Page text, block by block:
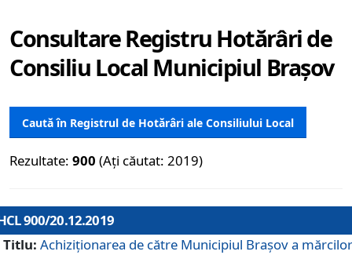
Consultare Registru Hotărâri de
Consiliu Local Municipiul Brașov
Caută în Registrul de Hotărâri ale Consiliului Local
Rezultate: 900 (Ați căutat: 2019)
900/20.12.2019
Titlu: Achiziționarea de către Municipiul Brașov a mărcilor